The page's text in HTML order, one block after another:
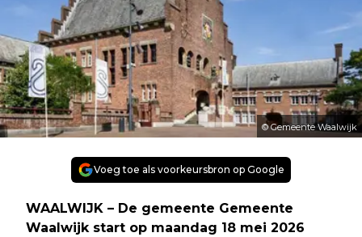
© Gemeente Waalwijk
Voeg toe als voorkeursbron op Google
WAALWIJK – De gemeente Gemeente
Waalwijk start op maandag 18 mei 2026